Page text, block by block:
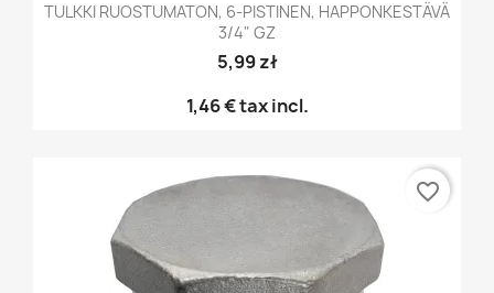
TULKKI RUOSTUMATON, 6-PISTINEN, HAPPONKESTÄVÄ
3/4" GZ
5,99 zł
1,46 €tax incl.
favorite_border